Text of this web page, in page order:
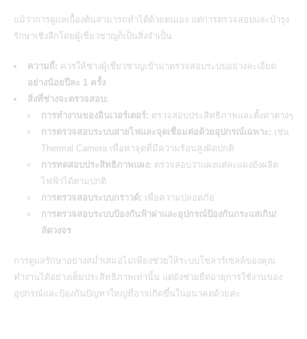
แม้ว่าการดูแลเบื้องต้นสามารถทำได้ด้วยตนเอง แต่การตรวจสอบและบำรุง
รักษาเชิงลึกโดยผู้เชี่ยวชาญก็เป็นสิ่งจำเป็น
ความถี่: ควรให้ช่างผู้เชี่ยวชาญเข้ามาตรวจสอบระบบอย่างละเอียด
อย่างน้อยปีละ 1 ครั้ง
สิ่งที่ช่างจะตรวจสอบ:
การทำงานของอินเวอร์เตอร์: ตรวจสอบประสิทธิภาพและตั้งค่าต่างๆ
การตรวจสอบระบบสายไฟและจุดเชื่อมต่อด้วยอุปกรณ์เฉพาะ: เช่น
Thermal Camera เพื่อหาจุดที่มีความร้อนสูงผิดปกติ
การทดสอบประสิทธิภาพแผง: ตรวจสอบว่าแผงแต่ละแผงยังผลิต
ไฟฟ้าได้ตามปกติ
การตรวจสอบระบบกราวด์: เพื่อความปลอดภัย
การตรวจสอบระบบป้องกันฟ้าผ่าและอุปกรณ์ป้องกันกระแสเกิน/
ลัดวงจร
การดูแลรักษาอย่างสม่ำเสมอไม่เพียงช่วยให้ระบบโซลาร์เซลล์ของคุณ
ทำงานได้อย่างเต็มประสิทธิภาพเท่านั้น แต่ยังช่วยยืดอายุการใช้งานของ
อุปกรณ์และป้องกันปัญหาใหญ่ที่อาจเกิดขึ้นในอนาคตด้วยค่ะ